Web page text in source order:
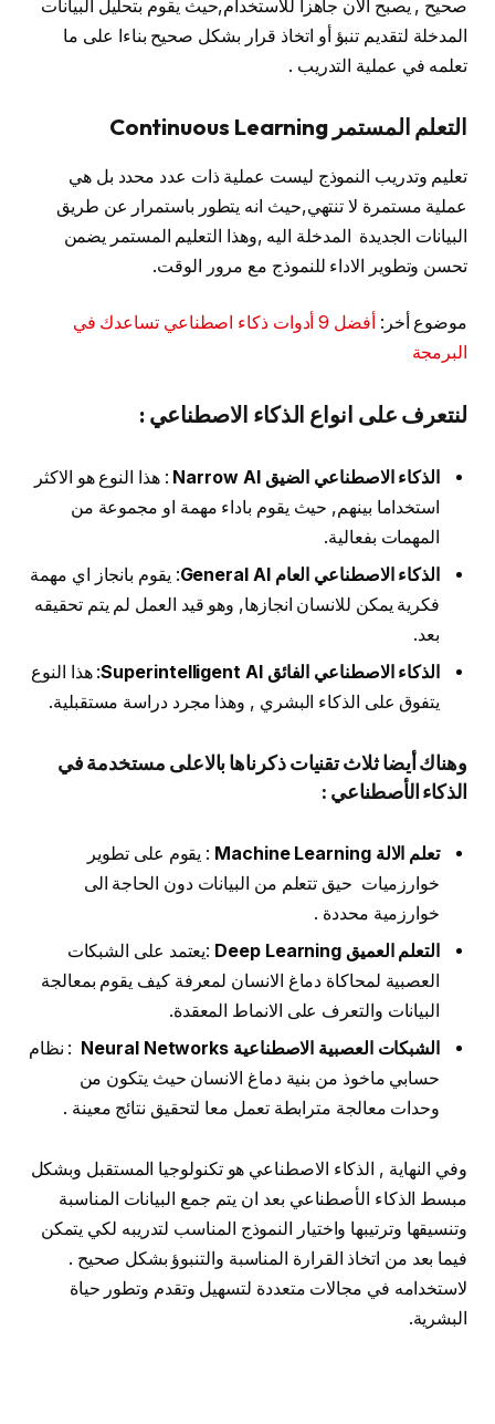
صحيح , يصبح الان جاهزا للاستخدام,حيث يقوم بتحليل البيانات
المدخلة لتقديم تنبؤ أو اتخاذ قرار بشكل صحيح بناءا على ما
تعلمه في عملية التدريب .
التعلم المستمر Continuous Learning
تعليم وتدريب النموذج ليست عملية ذات عدد محدد بل هي
عملية مستمرة لا تنتهي,حيث انه يتطور باستمرار عن طريق
البيانات الجديدة المدخلة اليه ,وهذا التعليم المستمر يضمن
تحسن وتطوير الاداء للنموذج مع مرور الوقت.
موضوع أخر:
أفضل 9 أدوات ذكاء اصطناعي تساعدك في
البرمجة
لنتعرف على انواع الذكاء الاصطناعي :
الذكاء الاصطناعي الضيق Narrow AI
: هذا النوع هو الاكثر
استخداما بينهم, حيث يقوم باداء مهمة او مجموعة من
المهمات بفعالية.
الذكاء الاصطناعي العام General AI
: يقوم بانجاز اي مهمة
فكرية يمكن للانسان انجازها, وهو قيد العمل لم يتم تحقيقه
بعد.
الذكاء الاصطناعي الفائق Superintelligent AI
: هذا النوع
يتفوق على الذكاء البشري , وهذا مجرد دراسة مستقبلية.
وهناك أيضا ثلاث تقنيات ذكرناها بالاعلى مستخدمة في
الذكاء الأصطناعي :
تعلم الالة Machine Learning
: يقوم على تطوير
خوارزميات حيق تتعلم من البيانات دون الحاجة الى
خوارزمية محددة .
التعلم العميق Deep Learning
:يعتمد على الشبكات
العصبية لمحاكاة دماغ الانسان لمعرفة كيف يقوم بمعالجة
البيانات والتعرف على الانماط المعقدة.
الشبكات العصبية الاصطناعية Neural Networks
: نظام
حسابي ماخوذ من بنية دماغ الانسان حيث يتكون من
وحدات معالجة مترابطة تعمل معا لتحقيق نتائج معينة .
وفي النهاية , الذكاء الاصطناعي هو تكنولوجيا المستقبل وبشكل
مبسط الذكاء الأصطناعي بعد ان يتم جمع البيانات المناسبة
وتنسيقها وترتيبها واختيار النموذج المناسب لتدريبه لكي يتمكن
فيما بعد من اتخاذ القرارة المناسبة والتنبوؤ بشكل صحيح .
لاستخدامه في مجالات متعددة لتسهيل وتقدم وتطور حياة
البشرية.